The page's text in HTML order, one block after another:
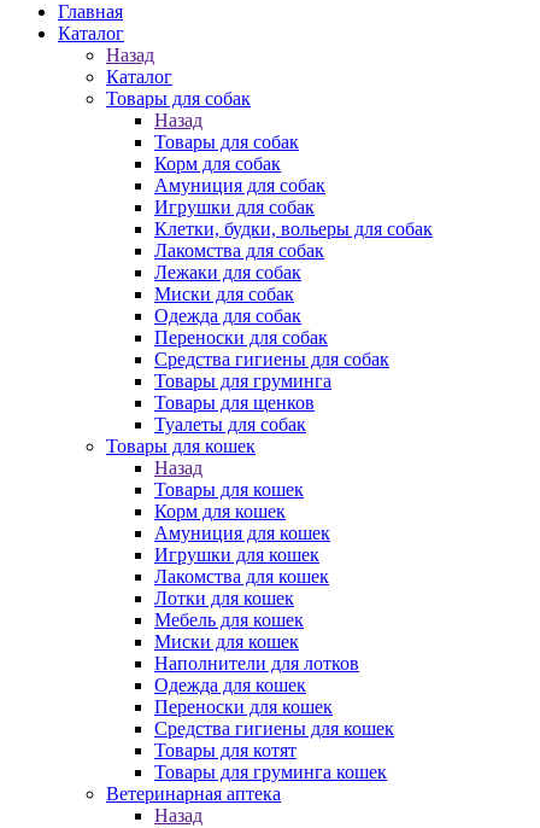
Главная
Каталог
Назад
Каталог
Товары для собак
Назад
Товары для собак
Корм для собак
Амуниция для собак
Игрушки для собак
Клетки, будки, вольеры для собак
Лакомства для собак
Лежаки для собак
Миски для собак
Одежда для собак
Переноски для собак
Средства гигиены для собак
Товары для груминга
Товары для щенков
Туалеты для собак
Товары для кошек
Назад
Товары для кошек
Корм для кошек
Амуниция для кошек
Игрушки для кошек
Лакомства для кошек
Лотки для кошек
Мебель для кошек
Миски для кошек
Наполнители для лотков
Одежда для кошек
Переноски для кошек
Средства гигиены для кошек
Товары для котят
Товары для груминга кошек
Ветеринарная аптека
Назад